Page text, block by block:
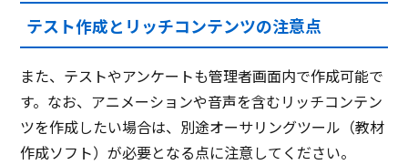
テスト作成とリッチコンテンツの注意点
また、テストやアンケートも管理者画面内で作成可能で
す。なお、アニメーションや音声を含むリッチコンテン
ツを作成したい場合は、別途オーサリングツール（教材
作成ソフト）が必要となる点に注意してください。